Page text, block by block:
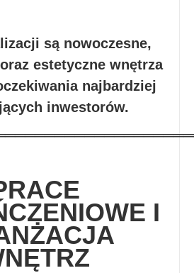
są nowoczesne,
estetyczne wnętrza
najbardziej
inwestorów.
I